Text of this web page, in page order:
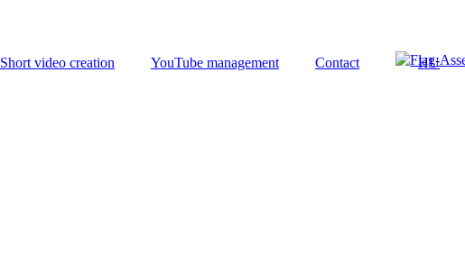
Short video creation YouTube management Contact HU